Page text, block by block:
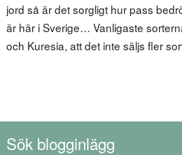
jord så är det sorgligt hur pass
är här i Sverige… Vanligaste
och Kuresia, att det inte säljs fler
Sök blogginlägg